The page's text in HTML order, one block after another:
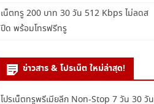
เน็ตทรู 200 บาท 30 วัน 512 Kbps ไม่ลดส
ปีด พร้อมโทรฟรีทรู
ข่าวสาร & โปรเน็ต ใหม่ล่าสุด!
โปรเน็ตทรูพรีเมียลีก Non-Stop 7 วัน 30 วัน